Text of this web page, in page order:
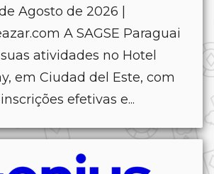
Agosto de 2026 |
A SAGSE Paraguai
atividades no Hotel
em Ciudad del Este, com
efetivas e...